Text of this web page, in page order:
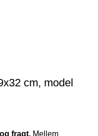
cm, model
fragt. Mellem